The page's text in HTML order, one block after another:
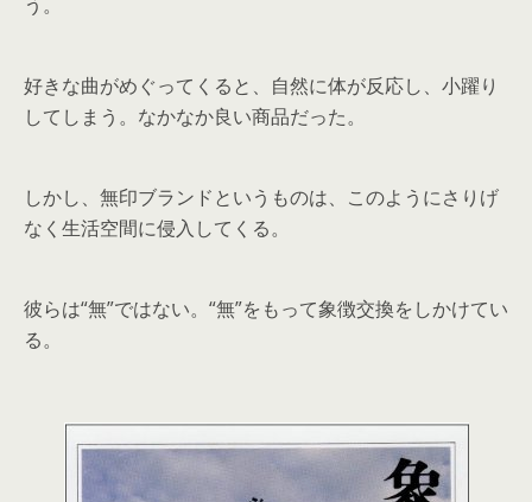
好きな曲がめぐってくると、自然に体が反応し、小躍り
してしまう。なかなか良い商品だった。
しかし、無印ブランドというものは、このようにさりげ
なく生活空間に侵入してくる。
彼らは“無”ではない。“無”をもって象徴交換をしかけてい
る。